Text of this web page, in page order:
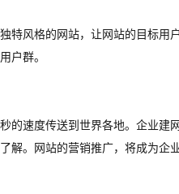
特风格的网站，让 网站的 目标用
户群。
的速度传送到世界各地。企业
解。网站的营销推广，将成为企